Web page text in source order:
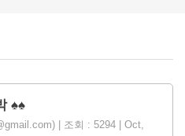
♠♠
| 조회 : 5294 | Oct,